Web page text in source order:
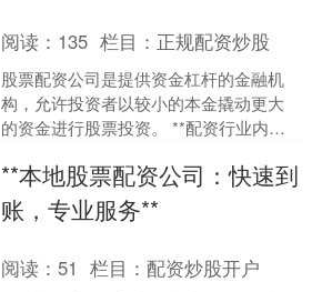
阅读： 135 栏目： 正规配资炒股
股票配资公司是提供资金杠杆的金融机
构，允许投资者以较小的本金撬动更大
的资金进行股票投资。 **配资行业内幕**
时，也放....
**本地股票配资公司：快速到
账，专业服务**
阅读： 51 栏目：配资炒股开户